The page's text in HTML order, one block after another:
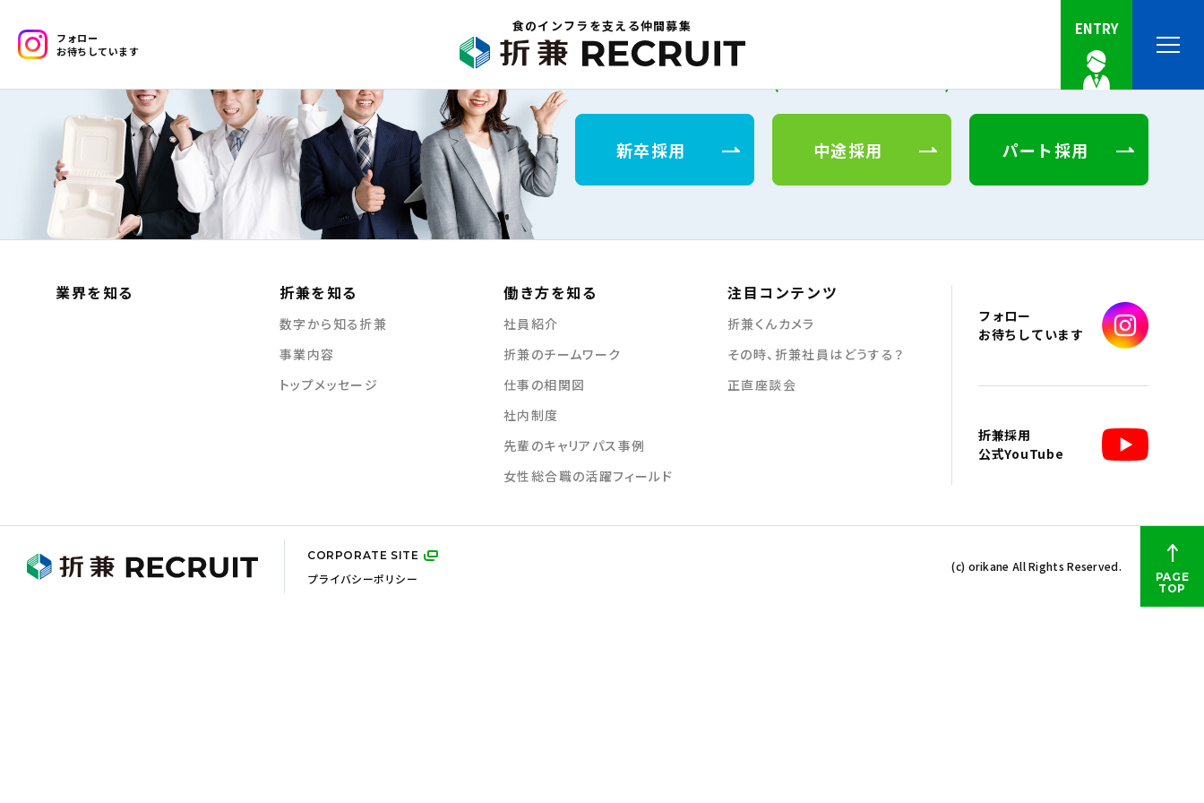
食のインフラを支える仲間募集 ENTRY
フォロー
お待ちしています
新卒採用 中途採用 パート採用
PAGE
TOP
業界を知る 折兼を知る
数字から知る折兼
事業内容
トップメッセージ
働き方を知る
社員紹介
折兼のチームワーク
仕事の相関図
社内制度
先輩のキャリアパス事例
女性総合職の活躍フィールド
注目コンテンツ
折兼くんカメラ
その時、折兼社員はどうする？
正直座談会
フォロー
お待ちしています
折兼採用
公式YouTube
CORPORATE SITE
プライバシーポリシー
(c) orikane All Rights Reserved.